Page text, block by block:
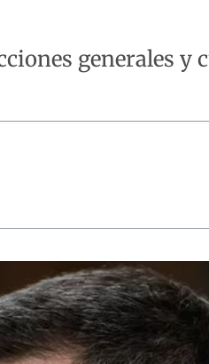
generales y